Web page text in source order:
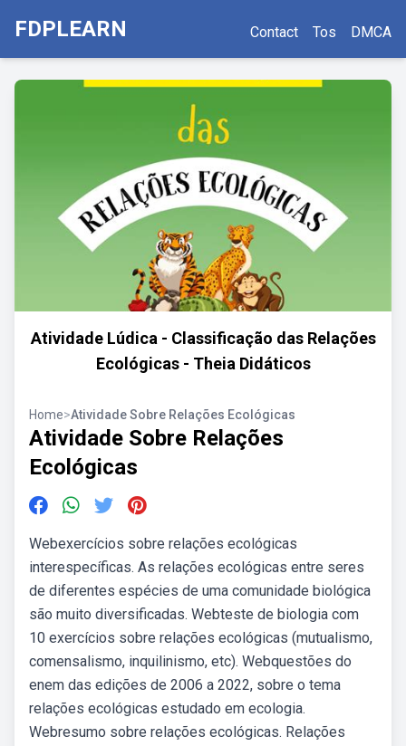
FDPLEARN Contact Tos DMCA
Atividade Lúdica - Classificação das Relações
Ecológicas - Theia Didáticos
Home>Atividade Sobre Relações Ecológicas
Atividade Sobre Relações
Ecológicas
Webexercícios sobre relações ecológicas
interespecíficas. As relações ecológicas entre seres
de diferentes espécies de uma comunidade biológica
são muito diversificadas. Webteste de biologia com
10 exercícios sobre relações ecológicas (mutualismo,
comensalismo, inquilinismo, etc). Webquestões do
enem das edições de 2006 a 2022, sobre o tema
relações ecológicas estudado em ecologia.
Webresumo sobre relações ecológicas. Relações